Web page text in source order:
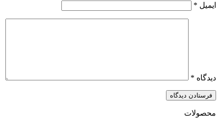
ایمیل *
دیدگاه *
محصولات